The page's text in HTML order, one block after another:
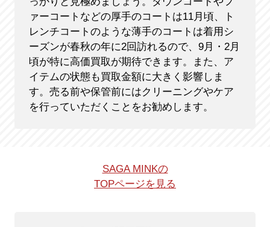
ァーコートなどの厚手のコートは11月頃、ト
レンチコートのような薄手のコートは着用シ
ーズンが春秋の年に2回訪れるので、9月・2月
頃が特に高価買取が期待できます。また、ア
イテムの状態も買取金額に大きく影響しま
す。売る前や保管前にはクリーニングやケア
を行っていただくことをお勧めします。
SAGA MINKの
TOPページを見る